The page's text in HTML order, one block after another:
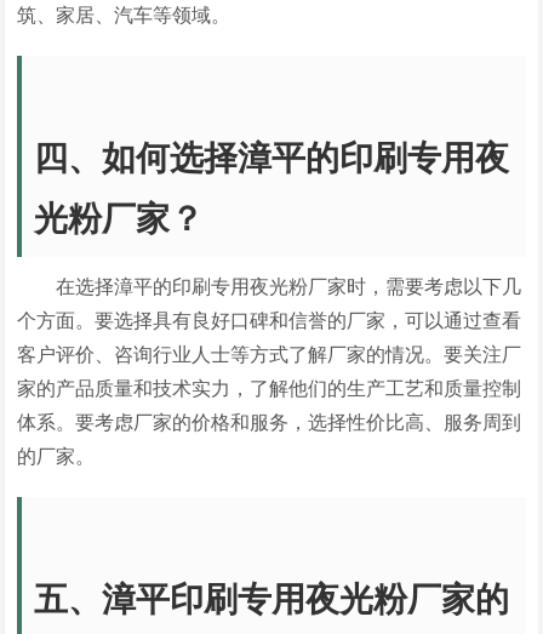
筑、家居、汽车等领域。
四、如何选择漳平的印刷专用夜
光粉厂家？
在选择漳平的印刷专用夜光粉厂家时，需要考虑以下几
个方面。要选择具有良好口碑和信誉的厂家，可以通过查看
客户评价、咨询行业人士等方式了解厂家的情况。要关注厂
家的产品质量和技术实力，了解他们的生产工艺和质量控制
体系。要考虑厂家的价格和服务，选择性价比高、服务周到
的厂家。
五、漳平印刷专用夜光粉厂家的